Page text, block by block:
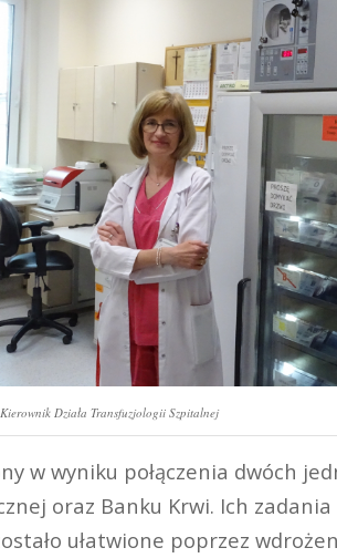
Działa Transfuzjologii Szpitalnej
w wyniku połączenia dwóch
oraz Banku Krwi. Ich
ułatwione poprzez